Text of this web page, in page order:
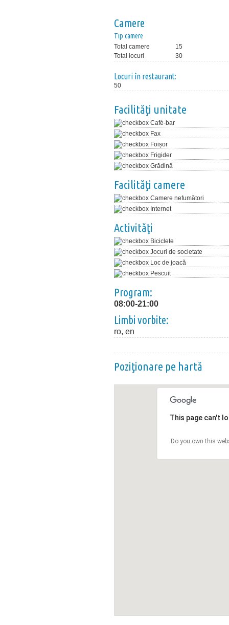
Camere
Tip camere
Total camere
15
Total locuri
30
Locuri în restaurant:
50
Facilităţi unitate
Café-bar
Fax
Foișor
Frigider
Grădină
Facilităţi camere
Camere nefumători
Internet
Activităţi
Biciclete
Jocuri de societate
Loc de joacă
Pescuit
Program:
08:00-21:00
Limbi vorbite:
ro, en
Poziţionare pe hartă
This page can't
Do you own this